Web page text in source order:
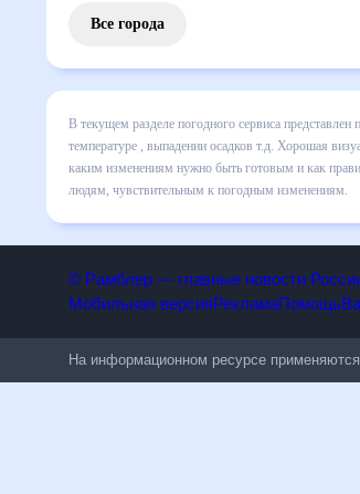
Все города
В текущем разделе погодного сервиса
включает все сведения по дневной
динамике и даст понять, какая будет
спланировать 30 дней. Подобный
© Рамблер — главные новости
На информационном ресурсе